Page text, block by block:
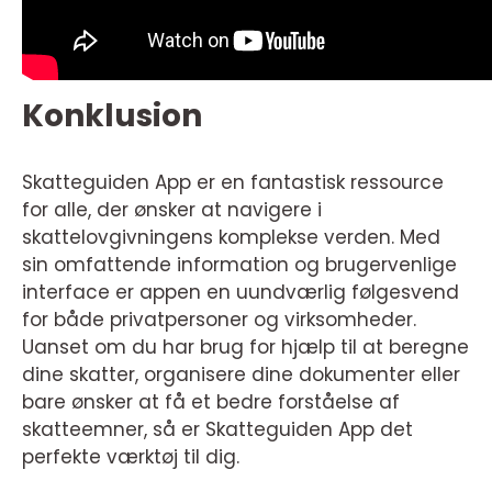
Konklusion
Skatteguiden App er en fantastisk ressource
for alle, der ønsker at navigere i
skattelovgivningens komplekse verden. Med
sin omfattende information og brugervenlige
interface er appen en uundværlig følgesvend
for både privatpersoner og virksomheder.
Uanset om du har brug for hjælp til at beregne
dine skatter, organisere dine dokumenter eller
bare ønsker at få et bedre forståelse af
skatteemner, så er Skatteguiden App det
perfekte værktøj til dig.